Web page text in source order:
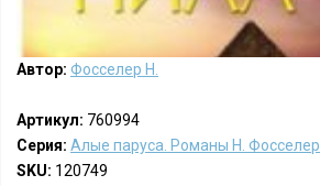
Автор: Фосселер Н.
Артикул: 760994
Серия: Алые паруса. Романы Н. Фосселер
SKU: 120749